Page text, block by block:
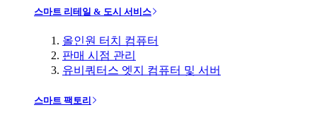
스마트 리테일 & 도시 서비스
올인원 터치 컴퓨터
판매 시점 관리
유비쿼터스 엣지 컴퓨터 및 서버
스마트 팩토리